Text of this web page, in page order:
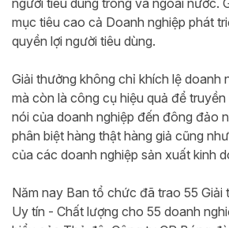
mục tiêu cao cả Doanh nghiệp phát
quyền lợi người tiêu dùng.
Giải thưởng không chỉ khích lệ doanh
mà còn là công cụ hiệu quả để
nói của doanh nghiệp đến đông đảo
phân biệt hàng thật hàng giả cũng
của các doanh nghiệp sản xuất kinh
Năm nay Ban tổ chức đã trao 55 Giải
Uy tín - Chất lượng cho 55 doanh